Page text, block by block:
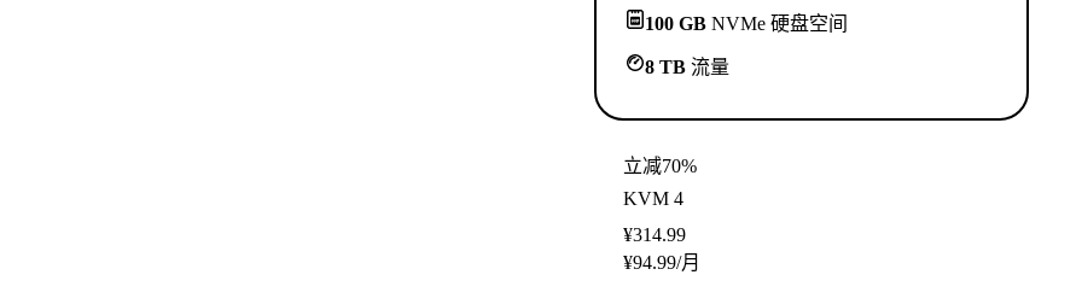
100 GB NVMe 硬盘空间
8 TB 流量
立减70%
KVM 4
¥314.99
¥94.99/月